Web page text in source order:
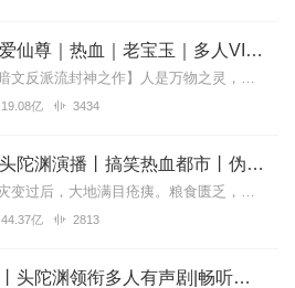
蛊真人｜大爱仙尊｜热血｜老宝玉｜多人VIP免费有声剧
内容简介【黑暗文反派流封神之作】人是万物之灵，蛊是天地真精。一个穿越者不断重生的故事。一个养蛊、炼蛊、用蛊的奇特世界。配音组（男角色）老宝玉旁白...
19.08亿 3434
第九特区丨头陀渊演播丨搞笑热血都市丨伪戒丨VIP免费多人有声剧
【内容简介】灾变过后，大地满目疮痍。粮食匮乏，资源紧俏，局势混乱……一位从待规划区杀出来的青年，背对着漫天黄沙，孤身来到九区谋生，却不曾想偶然结识三五好友，一念...
44.37亿 2813
大奉打更人丨头陀渊领衔多人有声剧|畅听全集|王鹤棣、田曦薇主演影视剧原著|卖报小郎君